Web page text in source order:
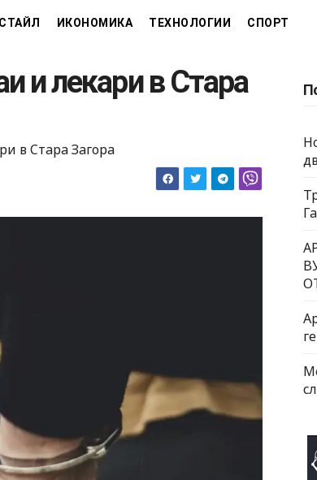
ИКОНОМИКА ТЕХНОЛОГИИ СПОРТ
и лекари в Стара
в Стара Загора